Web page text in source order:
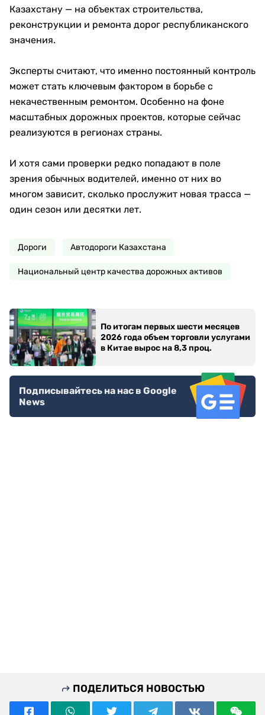
Казахстану — на объектах строительства,
реконструкции и ремонта дорог республиканского
значения.
Эксперты считают, что именно постоянный контроль
может стать ключевым фактором в борьбе с
некачественным ремонтом. Особенно на фоне
масштабных дорожных проектов, которые сейчас
реализуются в регионах страны.
И хотя сами проверки редко попадают в поле
зрения обычных водителей, именно от них во
многом зависит, сколько прослужит новая трасса —
один сезон или десятки лет.
Дороги Автодороги Казахстана
Национальный центр качества дорожных активов
По итогам первых шести месяцев
2026 года объем торговли услугами
в Китае вырос на 8,3 проц.
Подписывайтесь на нас в Google
News
ПОДЕЛИТЬСЯ НОВОСТЬЮ